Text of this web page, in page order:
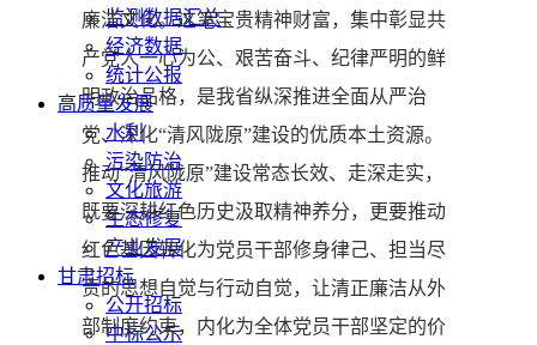
监测数据汇总
经济数据
统计公报
高质量发展
水利
污染防治
文化旅游
生态修复
产业发展
甘肃招标
公开招标
中标公示
廉洁文化。这笔宝贵精神财富，集中彰显共
产党人一心为公、艰苦奋斗、纪律严明的鲜
明政治品格，是我省纵深推进全面从严治
党、深化“清风陇原”建设的优质本土资源。
推动“清风陇原”建设常态长效、走深走实，
既要深耕红色历史汲取精神养分，更要推动
红色基因转化为党员干部修身律己、担当尽
责的思想自觉与行动自觉，让清正廉洁从外
部制度约束，内化为全体党员干部坚定的价